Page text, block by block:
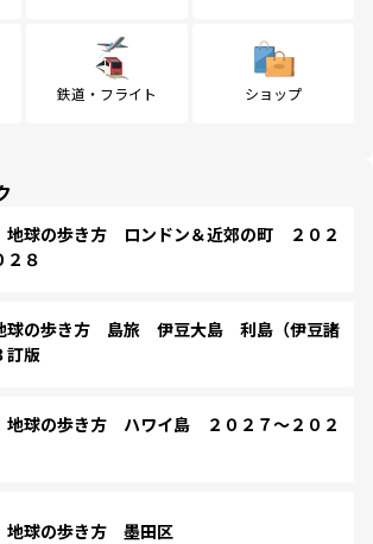
鉄道・フライト ショップ
球の歩き方 ロンドン＆近郊の町 ２０２
２８
球の歩き方 島旅 伊豆大島 利島（伊豆諸
版
球の歩き方 ハワイ島 ２０２７～２０２
球の歩き方 墨田区